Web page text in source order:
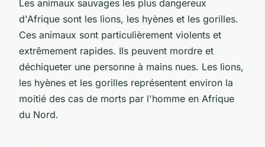
Les animaux sauvages les plus dangereux
d'Afrique sont les lions, les hyènes et les gorilles.
Ces animaux sont particulièrement violents et
extrêmement rapides. Ils peuvent mordre et
déchiqueter une personne à mains nues. Les lions,
les hyènes et les gorilles représentent environ la
moitié des cas de morts par l'homme en Afrique
du Nord.